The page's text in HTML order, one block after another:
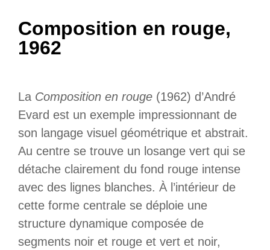
Composition en rouge,
1962
La Composition en rouge (1962) d’André
Evard est un exemple impressionnant de
son langage visuel géométrique et abstrait.
Au centre se trouve un losange vert qui se
détache clairement du fond rouge intense
avec des lignes blanches. À l’intérieur de
cette forme centrale se déploie une
structure dynamique composée de
segments noir et rouge et vert et noir,